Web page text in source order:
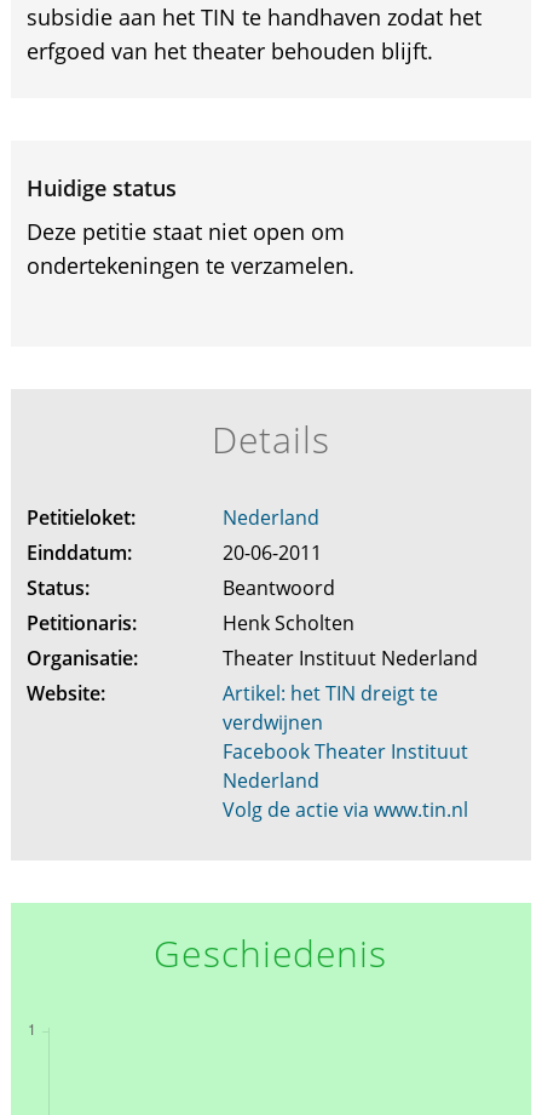
subsidie aan het TIN te handhaven zodat het
erfgoed van het theater behouden blijft.
Huidige status
Deze petitie staat niet open om
ondertekeningen te verzamelen.
Details
Petitieloket:
Nederland
Einddatum:
20-06-2011
Status:
Beantwoord
Petitionaris:
Henk Scholten
Organisatie:
Theater Instituut Nederland
Website:
Artikel: het TIN dreigt te
verdwijnen
Facebook Theater Instituut
Nederland
Volg de actie via www.tin.nl
Geschiedenis